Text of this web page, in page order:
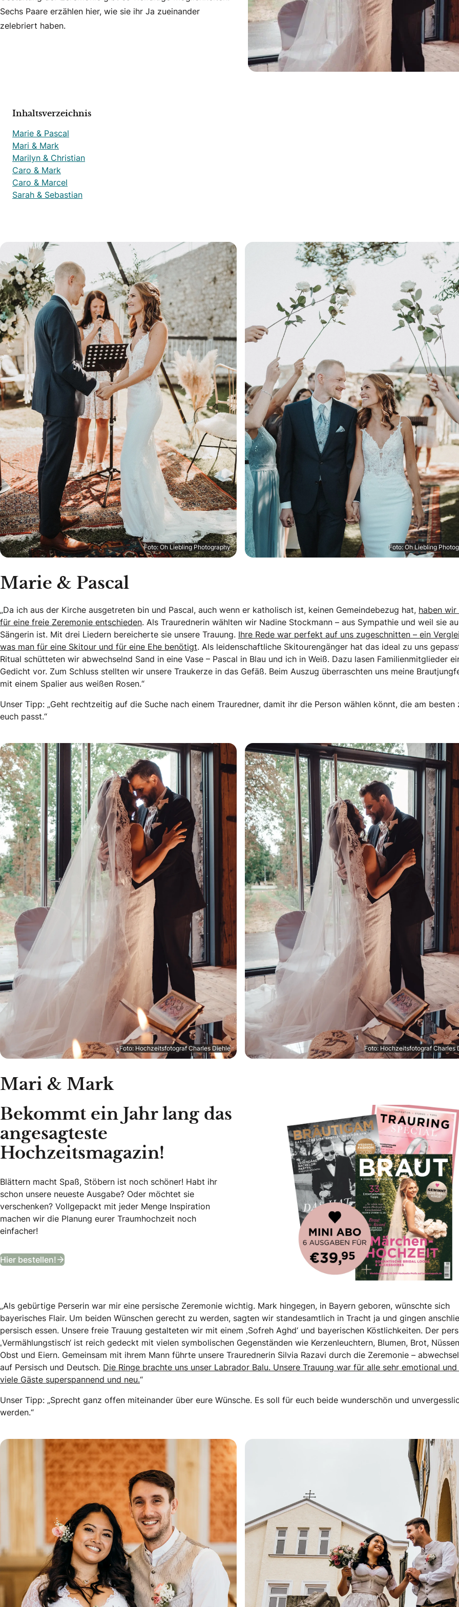
Sechs Paare erzählen hier, wie sie ihr Ja zueinander
zelebriert haben.
Inhaltsverzeichnis
Marie & Pascal
Mari & Mark
Marilyn & Christian
Caro & Mark
Caro & Marcel
Sarah & Sebastian
Foto: Oh Liebling Photography Foto: Oh Liebling
Marie & Pascal
„Da ich aus der Kirche ausgetreten bin und Pascal, auch wenn er katholisch ist, keinen Gemeindebezug hat, haben wir
für eine freie Zeremonie entschieden. Als Traurednerin wählten wir Nadine Stockmann – aus Sympathie und weil sie
Sängerin ist. Mit drei Liedern bereicherte sie unsere Trauung. Ihre Rede war perfekt auf uns zugeschnitten – ein
was man für eine Skitour und für eine Ehe benötigt. Als leidenschaftliche Skitourengänger hat das ideal zu uns
Ritual schütteten wir abwechselnd Sand in eine Vase – Pascal in Blau und ich in Weiß. Dazu lasen Familienmitglieder
Gedicht vor. Zum Schluss stellten wir unsere Traukerze in das Gefäß. Beim Auszug überraschten uns meine
mit einem Spalier aus weißen Rosen.“
Unser Tipp: „Geht rechtzeitig auf die Suche nach einem Trauredner, damit ihr die Person wählen könnt, die am besten
euch passt.“
Foto: Hochzeitsfotograf Charles Diehle Foto: Hochzeitsfotograf Charles
Mari & Mark
Bekommt ein Jahr lang das
angesagteste
Hochzeitsmagazin!
Blättern macht Spaß, Stöbern ist noch schöner! Habt ihr
schon unsere neueste Ausgabe? Oder möchtet sie
verschenken? Vollgepackt mit jeder Menge Inspiration
machen wir die Planung eurer Traumhochzeit noch
einfacher!
Hier bestellen!
Bekommt ein Jahr lang das angesagteste Hochzeitsmagazin!
„Als gebürtige Perserin war mir eine persische Zeremonie wichtig. Mark hingegen, in Bayern geboren, wünschte sich
bayerisches Flair. Um beiden Wünschen gerecht zu werden, sagten wir standesamtlich in Tracht ja und gingen
persisch essen. Unsere freie Trauung gestalteten wir mit einem ‚Sofreh Aghd‘ und bayerischen Köstlichkeiten. Der
‚Vermählungstisch‘ ist reich gedeckt mit vielen symbolischen Gegenständen wie Kerzenleuchtern, Blumen, Brot,
Obst und Eiern. Gemeinsam mit ihrem Mann führte unsere Traurednerin Silvia Razavi durch die Zeremonie –
auf Persisch und Deutsch. Die Ringe brachte uns unser Labrador Balu. Unsere Trauung war für alle sehr emotional
viele Gäste superspannend und neu.“
Unser Tipp: „Sprecht ganz offen miteinander über eure Wünsche. Es soll für euch beide wunderschön und
werden.“